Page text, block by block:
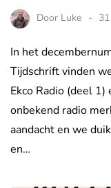
Door Luke
In het
Tijdschrift vinden
Ekco Radio (deel
onbekend radio
aandacht en we
en…